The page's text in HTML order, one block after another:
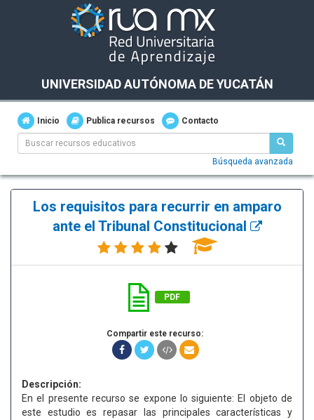
UNIVERSIDAD AUTÓNOMA DE YUCATÁN
Inicio Publica recursos Contacto
Búsqueda avanzada
Los requisitos para recurrir en amparo
ante el Tribunal Constitucional
PDF
Compartir este recurso:
Descripción:
En el presente recurso se expone lo siguiente: El objeto de
este estudio es repasar las principales características y